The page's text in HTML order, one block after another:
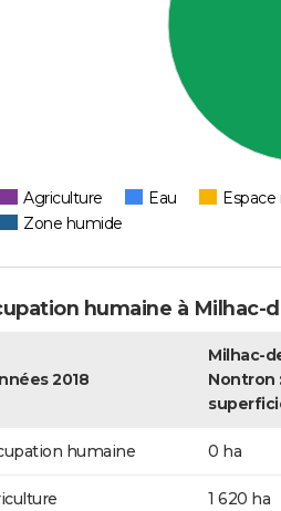
Agriculture Eau Espace
Zone humide
humaine à Milhac-
2018
Milhac-
Nontron :
humaine 0 ha
1 620 ha